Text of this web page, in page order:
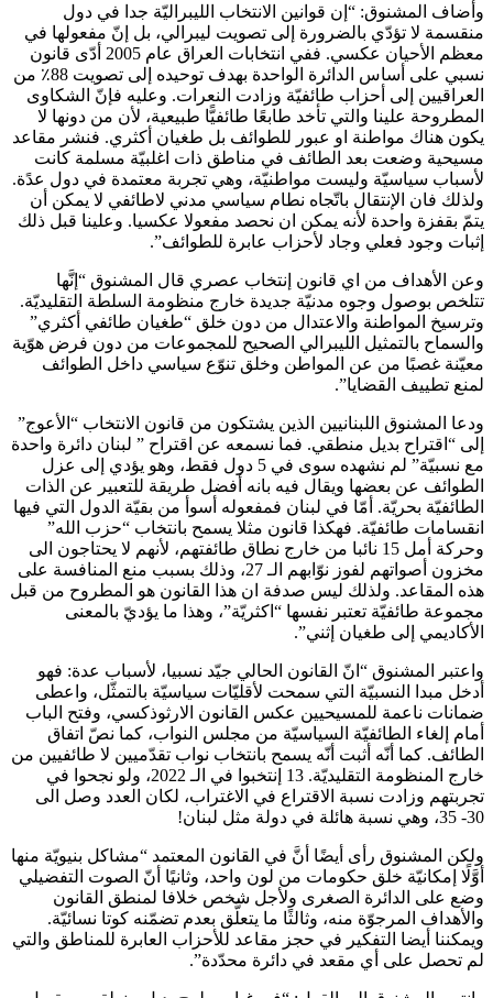
وأضاف المشنوق: “إن قوانين الانتخاب الليبراليّة جدا في دول
منقسمة لا تؤدّي بالضرورة إلى تصويت ليبرالي، بل إنّ مفعولها في
معظم الأحيان عكسي. ففي انتخابات العراق عام 2005 أدّى قانون
نسبي على أساس الدائرة الواحدة بهدف توحيده إلى تصويت 88٪ من
العراقيين إلى أحزاب طائفيّة وزادت النعرات. وعليه فإنّ الشكاوى
المطروحة علينا والتي تأخد طابعًا طائفيًّا طبيعية، لأن من دونها لا
يكون هناك مواطنة او عبور للطوائف بل طغيان أكثري. فنشر مقاعد
مسيحية وضعت بعد الطائف في مناطق ذات اغلبيّة مسلمة كانت
لأسباب سياسيّة وليست مواطنيّة، وهي تجربة معتمدة في دول عدًة.
ولذلك فان الإنتقال باتّجاه نطام سياسي مدني لاطائفي لا يمكن أن
يتمّ بقفزة واحدة لأنه يمكن ان نحصد مفعولا عكسيا. وعلينا قبل ذلك
إثبات وجود فعلي وجاد لأحزاب عابرة للطوائف”.
وعن الأهداف من اي قانون إنتخاب عصري قال المشنوق “إنَّها
تتلخص بوصول وجوه مدنيّة جديدة خارج منظومة السلطة التقليديّة.
وترسيخ المواطنة والاعتدال من دون خلق “طغيان طائفي أكثري”
والسماح بالتمثيل الليبرالي الصحيح للمجموعات من دون فرض هوّية
معيّنة غصبًا من عن المواطن وخلق تنوّع سياسي داخل الطوائف
لمنع تطييف القضايا”.
ودعا المشنوق اللبنانيين الذين يشتكون من قانون الانتخاب “الأعوج”
إلى “اقتراح بديل منطقي. فما نسمعه عن اقتراح ” لبنان دائرة واحدة
مع نسبيّة” لم نشهده سوى في 5 دول فقط، وهو يؤدي إلى عزل
الطوائف عن بعضها ويقال فيه بانه أفضل طريقة للتعبير عن الذات
الطائفيّة بحريّة. أمّا في لبنان فمفعوله أسوأ من بقيّة الدول التي فيها
انقسامات طائفيّة. فهكذا قانون مثلا يسمح بانتخاب “حزب الله”
وحركة أمل 15 نائبا من خارج نطاق طائفتهم، لأنهم لا يحتاجون الى
مخزون أصواتهم لفوز نوّابهم الـ 27، وذلك بسبب منع المنافسة على
هذه المقاعد. ولذلك ليس صدفة ان هذا القانون هو المطروح من قبل
مجموعة طائفيّة تعتبر نفسها “اكثريّة”، وهذا ما يؤديّ بالمعنى
الأكاديمي إلى طغيان إثني”.
واعتبر المشنوق “انّ القانون الحالي جيّد نسبيا، لأسباب عدة: فهو
أدخل مبدا النسبيّة التي سمحت لأقليّات سياسيّة بالتمثّل، واعطى
ضمانات ناعمة للمسيحيين عكس القانون الارثوذكسي، وفتح الباب
أمام إلغاء الطائفيّة السياسيّة من مجلس النواب، كما نصّ اتفاق
الطائف. كما أنّه أثبت أنّه يسمح بانتخاب نواب تقدّميين لا طائفيين من
خارج المنظومة التقليديّة. 13 إنتخبوا في الـ 2022، ولو نجحوا في
تجربتهم وزادت نسبة الاقتراع في الاغتراب، لكان العدد وصل الى
30- 35، وهي نسبة هائلة في دولة مثل لبنان!
ولكن المشنوق رأى أيضًا أنَّ في القانون المعتمد “مشاكل بنيويّة منها
أوَّلًا إمكانيّة خلق حكومات من لون واحد، وثانيًا أنّ الصوت التفضيلي
وضع على الدائرة الصغرى ولأجل شخص خلافا لمنطق القانون
والأهداف المرجوّة منه، وثالثًا ما يتعلَّق بعدم تضمّنه كوتا نسائيّة.
ويمكننا أيضا التفكير في حجز مقاعد للأحزاب العابرة للمناطق والتي
لم تحصل على أي مقعد في دائرة محدّدة”.